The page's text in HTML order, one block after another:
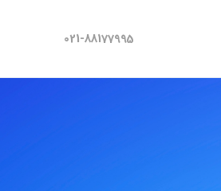
021-88177995